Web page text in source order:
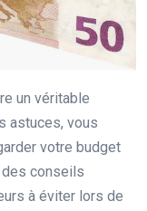
un véritable
astuces, vous
votre budget
des conseils
à éviter lors de